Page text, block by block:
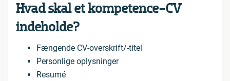
Hvad skal et kompetence-CV
indeholde?
Fængende CV-overskrift/-titel
Personlige oplysninger
Resumé